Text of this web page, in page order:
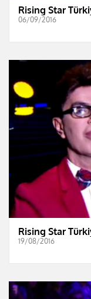
Rising Star
06/09/2016
Rising Star
19/08/2016